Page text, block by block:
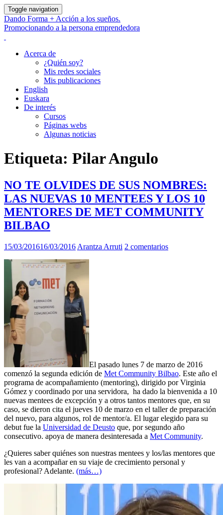
Toggle navigation
Dando Forma + Acción a los sueños.
Promocionando a la persona emprendedora
Acerca de
¿Quién soy?
Mis redes sociales
Mis publicaciones
English
Euskara
De interés
Cursos
Páginas webs
Algunas noticias
Etiqueta: Pilar Angulo
NO TE OLVIDES DE SUS NOMBRES:
LAS NUEVAS 10 MENTEES Y LOS 10
MENTORES DE MET COMMUNITY
BILBAO
15/03/201616/03/2016 Arantza Arruti 2 comentarios
El pasado lunes 7 de marzo de 2016
comenzó la segunda edición de Met Community Bilbao. Este año el
programa de acompañamiento (mentoring), dirigido por Virginia
Gómez y coordinado por una servidora, ha dado la bienvenida a 10
nuevas mentees de excepción y a otros tantos mentores que, en su
caso, se dieron cita el jueves 10 de marzo en el taller de preparación
del nuevo, para algunos, rol de mentor/a. El lugar elegido para su
debut fue la Universidad de Deusto que, por segundo año
consecutivo. apoya de manera desinteresada a Met Community.
¿Quieres saber quiénes son nuestras mentees y los/las mentores que
les van a acompañar en su viaje de crecimiento personal y
profesional? Adelante. (más…)